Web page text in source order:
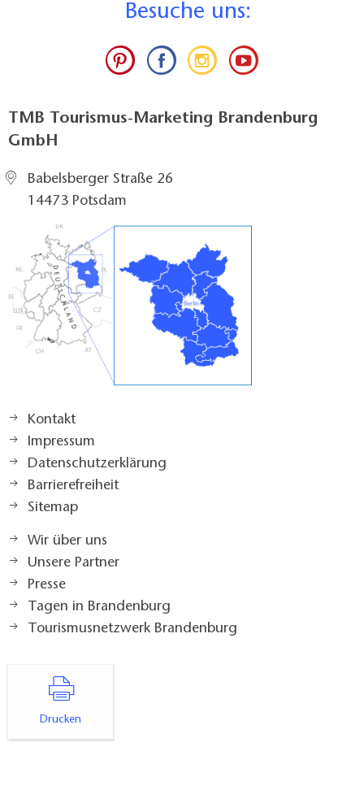
Besuche uns:
TMB Tourismus-Marketing Brandenburg
GmbH
Babelsberger Straße 26
14473 Potsdam
Kontakt
Impressum
Datenschutzerklärung
Barrierefreiheit
Sitemap
Wir über uns
Unsere Partner
Presse
Tagen in Brandenburg
Tourismusnetzwerk Brandenburg
Drucken